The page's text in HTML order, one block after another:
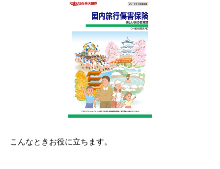
こんなときお役に立ちます。